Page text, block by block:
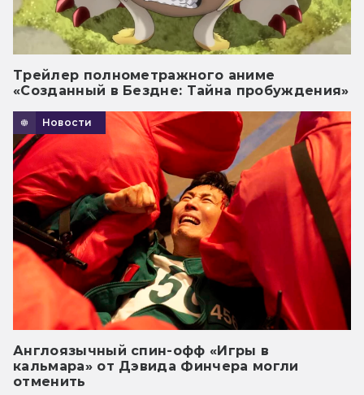
Трейлер полнометражного аниме
«Созданный в Бездне: Тайна пробуждения»
Новости
Англоязычный спин-офф «Игры в
кальмара» от Дэвида Финчера могли
отменить